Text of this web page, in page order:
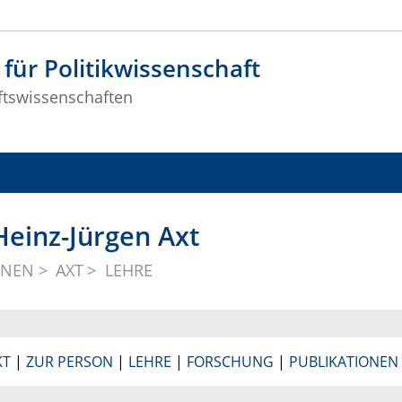
Politikwissenschaft
Jürgen Axt
AXT LEHRE
| ZUR PERSON | LEHRE | FORSCHUNG | PUBLIKATIONEN